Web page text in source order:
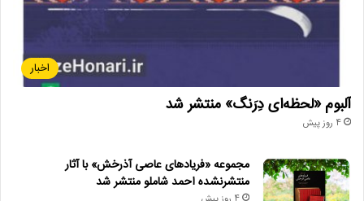
اخبار
آلبوم «لحظه‌ای دِرَنگ» منتشر شد
4 روز پیش
مجموعه «فریادهای عاصی آذرخش» با آثار
منتشرنشده احمد شاملو منتشر شد